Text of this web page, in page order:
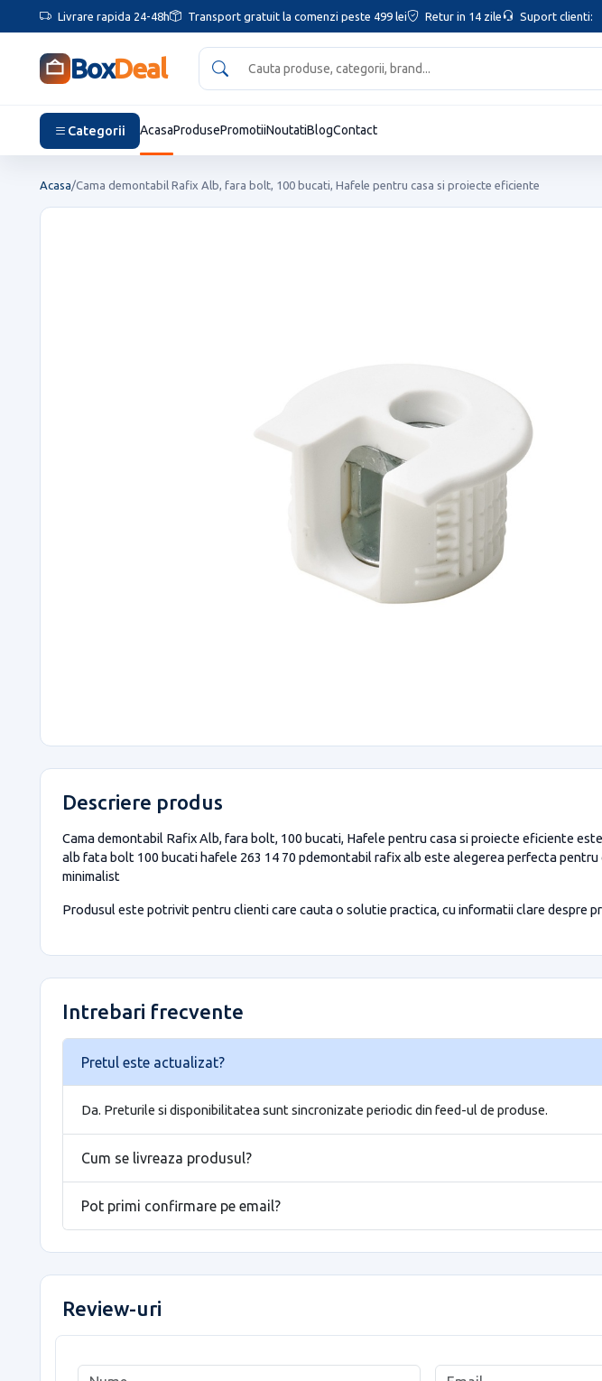
Livrare rapida 24-48h Transport gratuit la comenzi peste 499 lei Retur in 14 zile Suport clienti:
BoxDeal
Categorii AcasaProdusePromotiiNoutatiBlogContact
Acasa/Cama demontabil Rafix Alb, fara bolt, 100 bucati, Hafele pentru casa si proiecte eficiente
Descriere produs
Cama demontabil Rafix Alb, fara bolt, 100 bucati, Hafele pentru casa si proiecte eficiente
alb fata bolt 100 bucati hafele 263 14 70 pdemontabil rafix alb este alegerea perfecta
minimalist
Produsul este potrivit pentru clienti care cauta o solutie practica, cu informatii clare despre
Intrebari frecvente
Pretul este actualizat?
Da. Preturile si disponibilitatea sunt sincronizate periodic din feed-ul de produse.
Cum se livreaza produsul?
Pot primi confirmare pe email?
Review-uri